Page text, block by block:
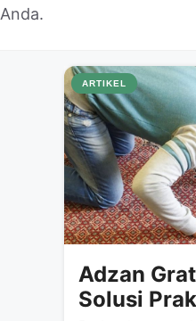
Anda.
ARTIKEL
Adzan
Solusi